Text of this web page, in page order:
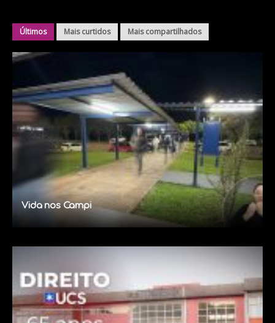
Últimos Mais curtidos Mais compartilhados
Vida nos Campi